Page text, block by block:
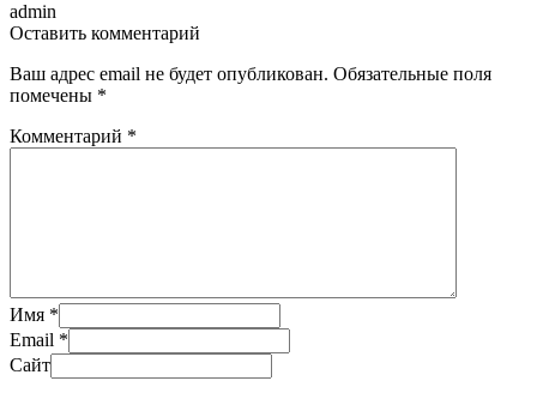
admin
Оставить комментарий
Ваш адрес email не будет опубликован. Обязательные поля
помечены *
Комментарий *
Имя *
Email *
Сайт